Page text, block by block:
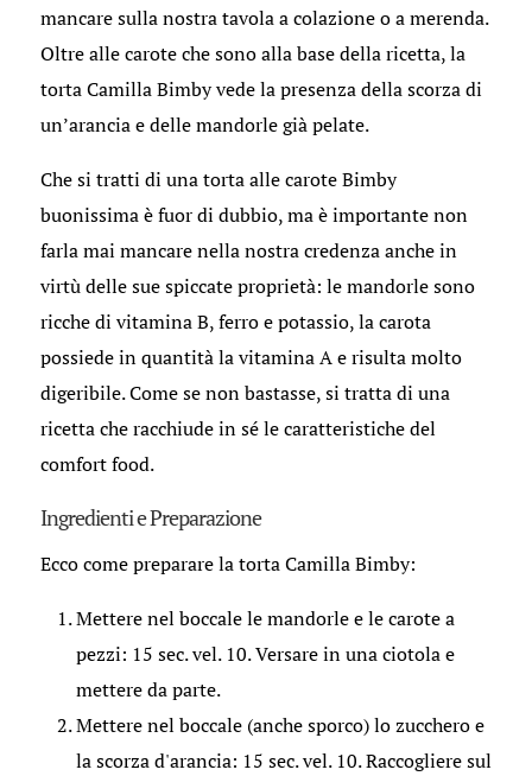
mancare sulla nostra tavola a colazione o a merenda.
Oltre alle carote che sono alla base della ricetta, la
torta Camilla Bimby vede la presenza della scorza di
un’arancia e delle mandorle già pelate.
Che si tratti di una torta alle carote Bimby
buonissima è fuor di dubbio, ma è importante non
farla mai mancare nella nostra credenza anche in
virtù delle sue spiccate proprietà: le mandorle sono
ricche di vitamina B, ferro e potassio, la carota
possiede in quantità la vitamina A e risulta molto
digeribile. Come se non bastasse, si tratta di una
ricetta che racchiude in sé le caratteristiche del
comfort food.
Ingredienti e Preparazione
Ecco come preparare la torta Camilla Bimby:
Mettere nel boccale le mandorle e le carote a
pezzi: 15 sec. vel. 10. Versare in una ciotola e
mettere da parte.
Mettere nel boccale (anche sporco) lo zucchero e
la scorza d'arancia: 15 sec. vel. 10. Raccogliere sul